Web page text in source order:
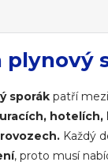
plynový
sporák patří mezi
hotelích,
Každý
, proto musí